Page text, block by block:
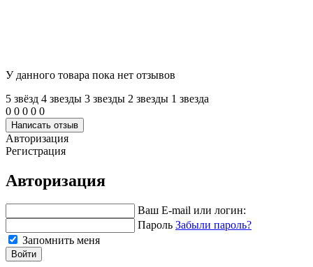
У данного товара пока нет отзывов
5 звёзд 4 звeзды 3 звeзды 2 звeзды 1 звeзда
0 0 0 0 0
Написать отзыв
Авторизация
Регистрация
Авторизация
Ваш E-mail или логин:
Пароль Забыли пароль?
Запомнить меня
Войти